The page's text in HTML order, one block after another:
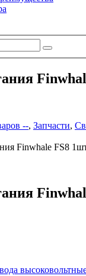
--, Запчасти,
Finwhale FS8